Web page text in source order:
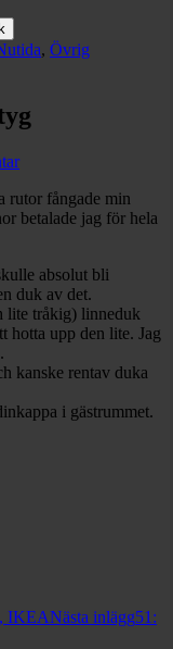
, Övrig
rutor fångade min
betalade jag för hela
absolut bli
duk av det.
lite tråkig) linneduk
hotta upp den lite. Jag
kanske rentav duka
i gästrummet.
IKEANästa inlägg51: